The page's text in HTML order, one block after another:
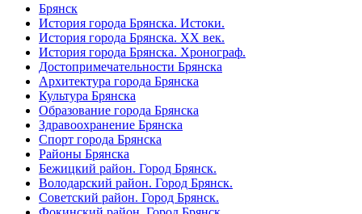
Брянск
История города Брянска. Истоки.
История города Брянска. XX век.
История города Брянска. Хронограф.
Достопримечательности Брянска
Архитектура города Брянска
Культура Брянска
Образование города Брянска
Здравоохранение Брянска
Спорт города Брянска
Районы Брянска
Бежицкий район. Город Брянск.
Володарский район. Город Брянск.
Советский район. Город Брянск.